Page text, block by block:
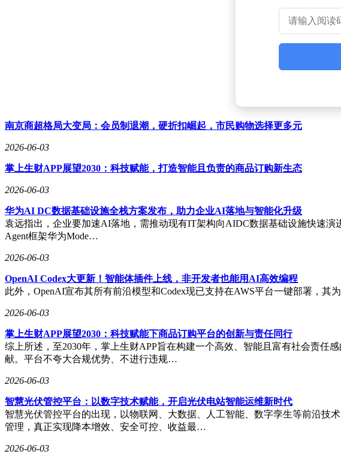
南京商超格局大变局：会员制退潮，硬折扣崛起，市民购物选择更多元
2026-06-03
掌上生财APP展望2030：科技赋能，打造智能且负责的商品订购新生态
2026-06-03
华为AI DC数据基础设施全栈方案发布，助力企业AI落地与智能化升级
袁远指出，企业要加速AI落地，需推动现有IT架构向AIDC数据基础设施快速
Agent框架华为Mode…
2026-06-03
OpenAI Codex大更新！智能体插件上线，非开发者也能用AI高效编程
此外，OpenAI宣布其所有前沿模型和Codex现已支持在AWS平台一键部署，其
2026-06-03
掌上生财APP展望2030：科技赋能下商品订购平台的创新与责任同行
综上所述，至2030年，掌上生财APP旨在构建一个高效、智能且富有社会责
献。平台不夸大合规优势、不进行违规…
2026-06-03
智慧光伏管控平台：以数字技术赋能，开启光伏电站智能运维新时代
智慧光伏管控平台的出现，以物联网、大数据、人工智能、数字孪生等前沿
管理，真正实现降本增效、安全可控、收益最…
2026-06-03